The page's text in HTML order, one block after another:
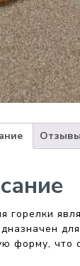
горелки
форму, что